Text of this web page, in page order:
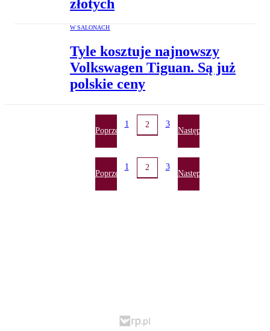
złotych
W SALONACH
Tyle kosztuje najnowszy
Volkswagen Tiguan. Są już
polskie ceny
Poprzednia
1 2 3
Następna
Poprzednia
1 2 3
Następna